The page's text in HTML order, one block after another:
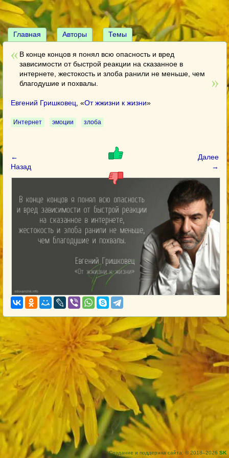
Главная Авторы Темы
В конце концов я понял всю опасность и вред
зависимости от быстрой реакции на сказанное в
интернете, жестокость и злоба ранили не меньше, чем
благодушие и похвалы.
Евгений Гришковец , «От жжизни к жизни»
Интернет эмоции злоба
←
Назад
Далее
→
Создание и поддержка сайта: © 2018–2026 SK